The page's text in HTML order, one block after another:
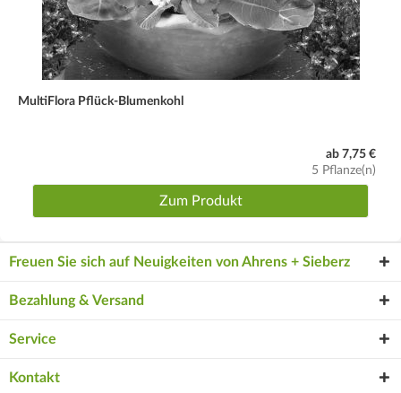
MultiFlora Pflück-Blumenkohl
ab 7,75 €
5 Pflanze(n)
Zum Produkt
Freuen Sie sich auf Neuigkeiten von Ahrens + Sieberz
Bezahlung & Versand
Service
Kontakt